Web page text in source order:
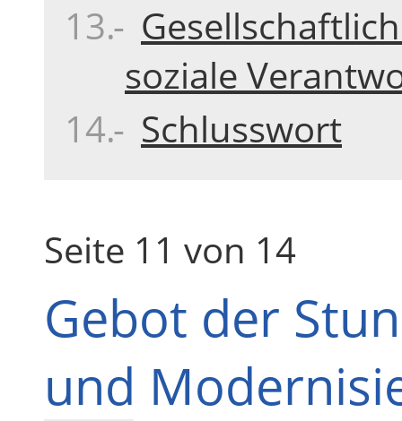
soziale
Schlusswort
Seite 11 von 14
Gebot der
und